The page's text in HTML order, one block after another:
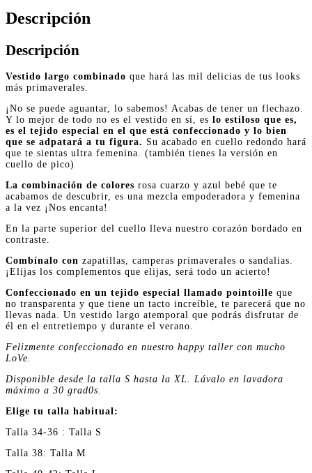
Descripción
Descripción
Vestido largo combinado que hará las mil delicias de tus looks
más primaverales.
¡No se puede aguantar, lo sabemos! Acabas de tener un flechazo.
Y lo mejor de todo no es el vestido en sí, es lo estiloso que es,
es el tejido especial en el que está confeccionado y lo bien
que se adpatará a tu figura. Su acabado en cuello redondo hará
que te sientas ultra femenina. (también tienes la versión en
cuello de pico)
La combinación de colores rosa cuarzo y azul bebé que te
acabamos de descubrir, es una mezcla empoderadora y femenina
a la vez ¡Nos encanta!
En la parte superior del cuello lleva nuestro corazón bordado en
contraste.
Combínalo con zapatillas, camperas primaverales o sandalias.
¡Elijas los complementos que elijas, será todo un acierto!
Confeccionado en un tejido especial llamado pointoille que
no transparenta y que tiene un tacto increíble, te parecerá que no
llevas nada. Un vestido largo atemporal que podrás disfrutar de
él en el entretiempo y durante el verano.
Felizmente confeccionado en nuestro happy taller con mucho
LoVe.
Disponible desde la talla S hasta la XL. Lávalo en lavadora
máximo a 30 grad0s.
Elige tu talla habitual:
Talla 34-36 : Talla S
Talla 38: Talla M